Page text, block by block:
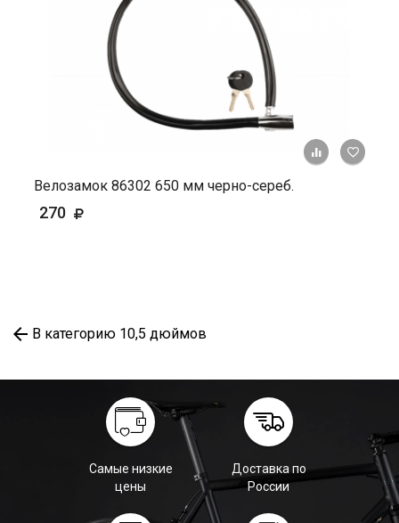
+ К
Велозамок 86302 650 мм черно-сереб.
270
В категорию 10,5 дюймов
Самые низкие
цены
Доставка по
России